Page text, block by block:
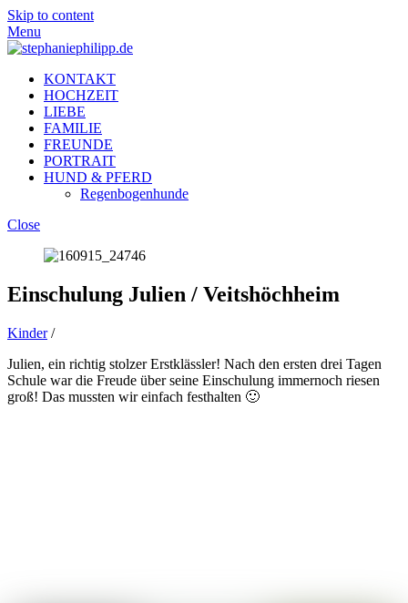
Skip to content
Menu
KONTAKT
HOCHZEIT
LIEBE
FAMILIE
FREUNDE
PORTRAIT
HUND & PFERD
Regenbogenhunde
Close
Einschulung Julien / Veitshöchheim
Kinder /
Julien, ein richtig stolzer Erstklässler! Nach den ersten drei Tagen
Schule war die Freude über seine Einschulung immernoch riesen
groß! Das mussten wir einfach festhalten 🙂